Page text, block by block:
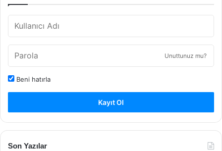
Unuttunuz mu?
Beni hatırla
Kayıt Ol
Son Yazılar